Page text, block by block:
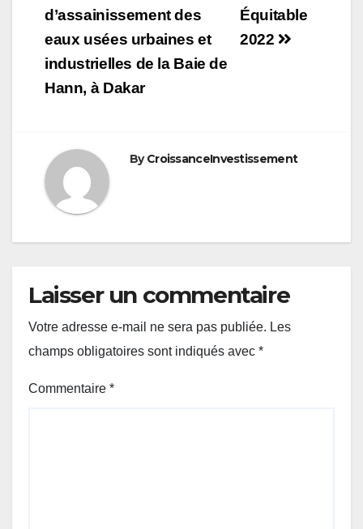
Équitable
2022
d’assainissement des
eaux usées urbaines et
industrielles de la Baie de
Hann, à Dakar
ByCroissanceInvestissement
Laisser un commentaire
Votre adresse e-mail ne sera pas publiée. Les
champs obligatoires sont indiqués avec *
Commentaire *